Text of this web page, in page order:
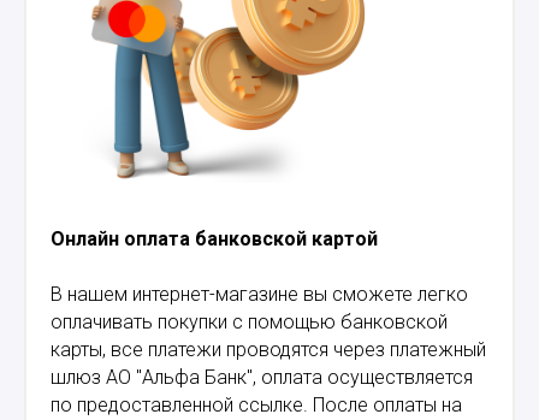
Онлайн оплата банковской картой
В нашем интернет-магазине вы сможете легко
оплачивать покупки с помощью банковской
карты, все платежи проводятся через платежный
шлюз АО "Альфа Банк", оплата осуществляется
по предоставленной ссылке. После оплаты на